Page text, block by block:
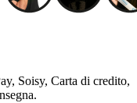
Soisy, Carta di credito,